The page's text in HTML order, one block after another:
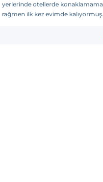
yerlerinde otellerde konaklamama
rağmen ilk kez evimde kalıyormuş